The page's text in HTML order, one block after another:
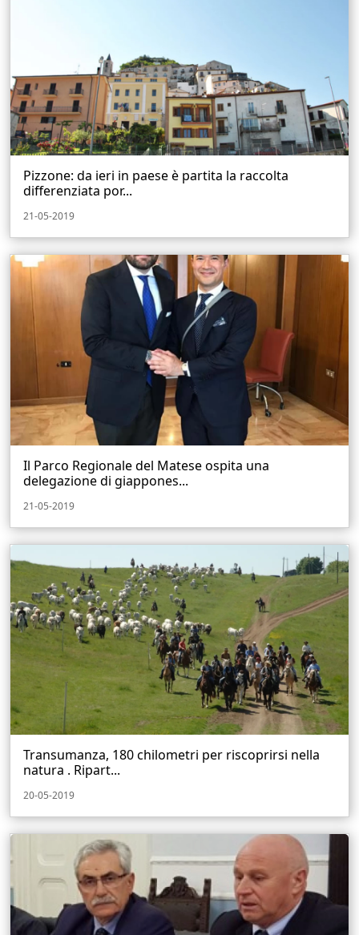
Pizzone: da ieri in paese è partita la raccolta
differenziata por...
21-05-2019
Il Parco Regionale del Matese ospita una
delegazione di giappones...
21-05-2019
Transumanza, 180 chilometri per riscoprirsi nella
natura . Ripart...
20-05-2019